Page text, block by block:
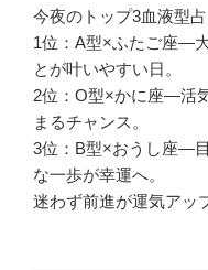
今夜のトップ3血液型
1位：A型×ふたご座―
とが叶いやすい日。
2位：O型×かに座―活
まるチャンス。
3位：B型×おうし座―
な一歩が幸運へ。
迷わず前進が運気アッ